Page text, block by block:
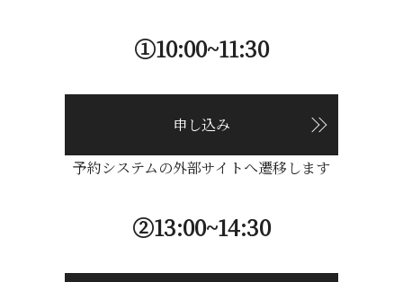
①10:00~11:30
申し込み
予約システムの外部サイトへ遷移します
②13:00~14:30